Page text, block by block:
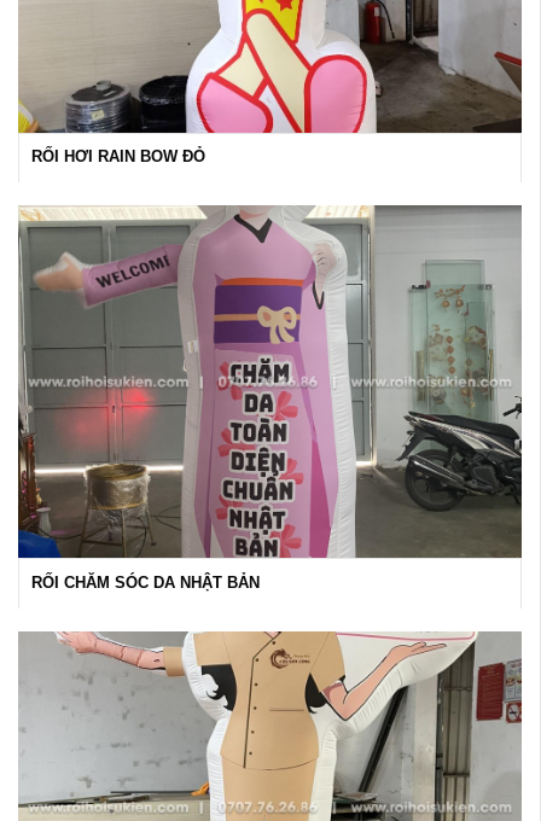
RỐI HƠI RAIN BOW ĐỎ
RỐI CHĂM SÓC DA NHẬT BẢN